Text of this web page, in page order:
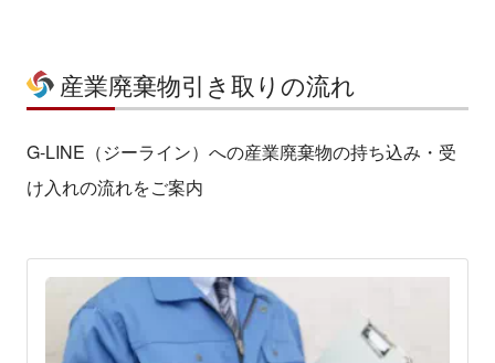
産業廃棄物引き取りの流れ
G-LINE（ジーライン）への産業廃棄物の持ち込み・受
け入れの流れをご案内